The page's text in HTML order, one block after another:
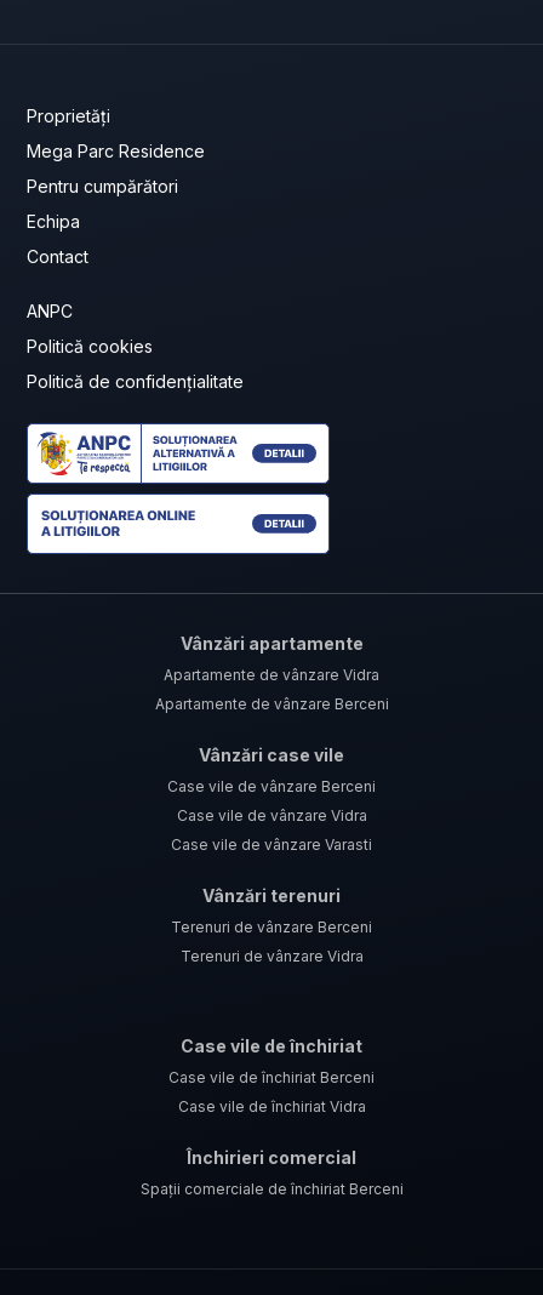
Proprietăți
Mega Parc Residence
Pentru cumpărători
Echipa
Contact
ANPC
Politică cookies
Politică de confidențialitate
Vânzări apartamente
Apartamente de vânzare Vidra
Apartamente de vânzare Berceni
Vânzări case vile
Case vile de vânzare Berceni
Case vile de vânzare Vidra
Case vile de vânzare Varasti
Vânzări terenuri
Terenuri de vânzare Berceni
Terenuri de vânzare Vidra
Case vile de închiriat
Case vile de închiriat Berceni
Case vile de închiriat Vidra
Închirieri comercial
Spații comerciale de închiriat Berceni